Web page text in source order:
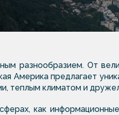
разнообразием. От
Америка предлагает
теплым климатом и
как